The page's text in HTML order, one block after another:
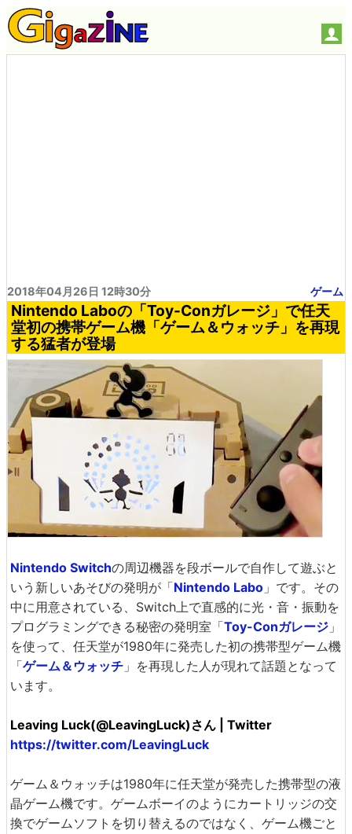
2018年04月26日 12時30分 ゲーム
Nintendo Laboの「Toy-Conガレージ」で任天
堂初の携帯ゲーム機「ゲーム＆ウォッチ」を再現
する猛者が登場
Nintendo Switchの周辺機器を段ボールで自作して遊ぶと
いう新しいあそびの発明が「Nintendo Labo 」です。その
中に用意されている、Switch上で直感的に光・音・振動を
プログラミングできる秘密の発明室「Toy-Conガレージ 」
を使って、任天堂が1980年に発売した初の携帯型ゲーム機
「ゲーム＆ウォッチ 」を再現した人が現れて話題となって
います。
Leaving Luck(@LeavingLuck)さん | Twitter
https://twitter.com/LeavingLuck
ゲーム＆ウォッチは1980年に任天堂が発売した携帯型の液
晶ゲーム機です。ゲームボーイのようにカートリッジの交
換でゲームソフトを切り替えるのではなく、ゲーム機ごと